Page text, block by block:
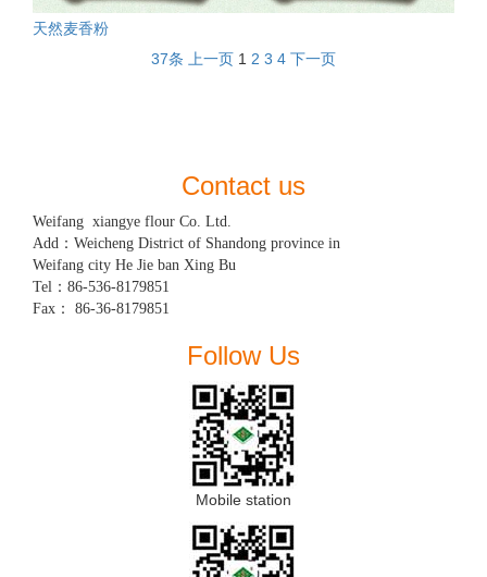
天然麦香粉
37条
上一页 1 2 3 4 下一页
Contact us
Weifang  xiangye flour Co. Ltd.
Add：Weicheng District of Shandong province in
Weifang city He Jie ban Xing Bu
Tel：86-536-8179851
Fax： 86-36-8179851
Follow Us
Mobile station